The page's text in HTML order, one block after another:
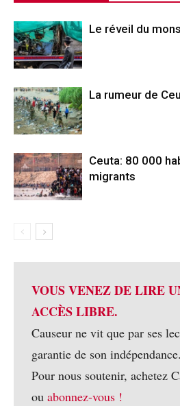
Le réveil du
La rumeur de
Ceuta: 80 000
migrants
VOUS VENEZ DE LIRE
ACCÈS LIBRE.
Causeur ne vit que par ses
garantie de son indépendance.
Pour nous soutenir, achetez
ou abonnez-vous !